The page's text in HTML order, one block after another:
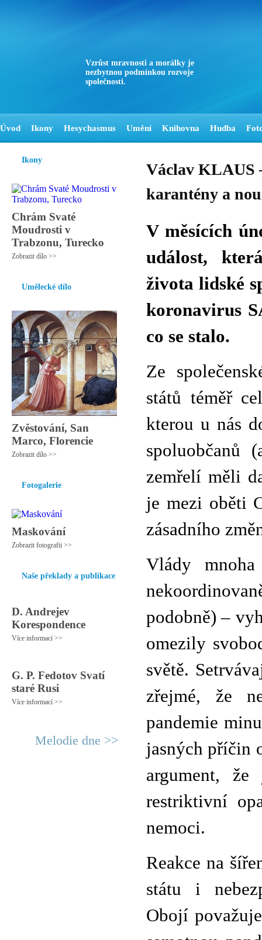
Vzrůst mravnosti a morálky je
nezbytnou podmínkou rozvoje
společnosti.
Úvod Ikony Hesychasmus Umění Knihovna Hudba
Ikony
Chrám Svaté
Moudrosti v
Trabzonu, Turecko
Zobrazit dílo >>
Umělecké dílo
Zvěstování, San
Marco, Florencie
Zobrazit dílo >>
Fotogalerie
Maskování
Zobrazit fotografii >>
Naše překlady a publikace
D. Andrejev
Korespondence
Více informací >>
G. P. Fedotov Svatí
staré Rusi
Více informací >>
Melodie dne >>
Václav KLAUS
karantény a
V měsících
událost,
života lidské
koronavirus
co se stalo.
Ze
států téměř
kterou u nás
spoluobčanů
zemřelí měli
je mezi oběti
zásadního
Vlády
podobně) –
omezily
světě.
zřejmé, že
pandemie
jasných příčin
argument,
restriktivní
nemoci.
Reakce na
státu i
Obojí